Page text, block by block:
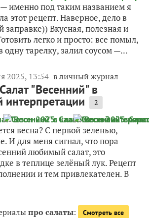
именно под таким названием я
этот рецепт. Наверное, дело в
заправке)) Вкусная, полезная и
легко и просто: все помыл,
одну тарелку, залил соусом —...
2025, 13:54 в личный журнал
"Весенний" в
интерпретации 2
весна? С первой зеленью,
И для меня сигнал, что пора
любимый салат, это
в теплице зелёный лук. Рецепт
и тем привлекателен. В
про салаты: Смотреть все